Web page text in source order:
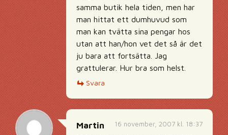
samma butik hela tiden, men har
man hittat ett dumhuvud som
man kan tvätta sina pengar hos
utan att han/hon vet det så är det
ju bara att fortsätta. Jag
grattulerar. Hur bra som helst.
Svara
16 november, 2007 kl. 18:37
Martin